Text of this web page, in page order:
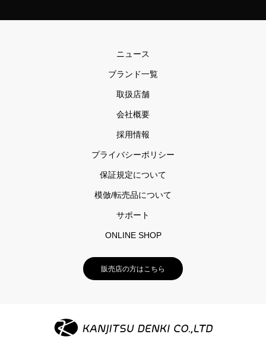
ニュース
ブランド一覧
取扱店舗
会社概要
採用情報
プライバシーポリシー
保証規定について
模倣/転売品について
サポート
ONLINE SHOP
販売店の方はこちら